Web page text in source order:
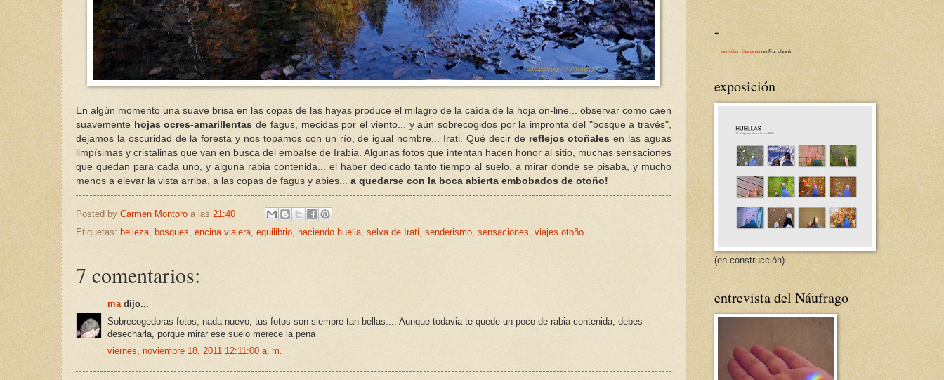
En algún momento una suave brisa en las copas de las hayas produce el milagro de la caída de la hoja on-line... observar como caen
suavemente hojas ocres-amarillentas de fagus, mecidas por el viento... y aún sobrecogidos por la impronta del "bosque a través",
dejamos la oscuridad de la foresta y nos topamos con un río, de igual nombre... Irati. Qué decir de reflejos otoñales en las aguas
limpísimas y cristalinas que van en busca del embalse de Irabia. Algunas fotos que intentan hacen honor al sitio, muchas sensaciones
que quedan para cada uno, y alguna rabia contenida... el haber dedicado tanto tiempo al suelo, a mirar donde se pisaba, y mucho
menos a elevar la vista arriba, a las copas de fagus y abies... a quedarse con la boca abierta embobados de otoño!
Posted by Carmen Montoro a las 21:40
Etiquetas: belleza, bosques, encina viajera, equilibrio, haciendo huella, selva de Irati, senderismo, sensaciones, viajes otoño
7 comentarios:
madijo...
Sobrecogedoras fotos, nada nuevo, tus fotos son siempre tan bellas.... Aunque todavia te quede un poco de rabia contenida, debes
desecharla, porque mirar ese suelo merece la pena
viernes, noviembre 18, 2011 12:11:00 a. m.
-
un sitio diferente on Facebook
exposición
(en construcción)
entrevista del Náufrago